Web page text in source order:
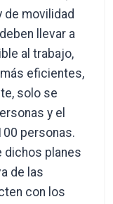
de movilidad
llevar a
al trabajo,
eficientes,
solo se
y el
personas.
dichos planes
de las
con los